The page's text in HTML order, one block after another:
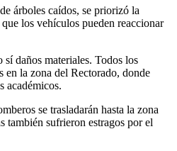
árboles caídos, se priorizó la
los vehículos pueden reaccionar
daños materiales. Todos los
en la zona del Rectorado, donde
académicos.
se trasladarán hasta la zona
también sufrieron estragos por el